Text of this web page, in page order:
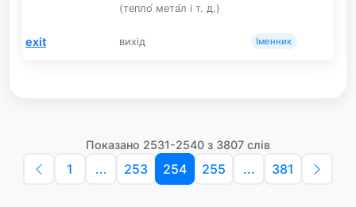
(тепло́ мета́л і т. д.)
exit вихід Іменник
Показано 2531-2540 з 3807 слів
1 ... 253 254 255 ... 381